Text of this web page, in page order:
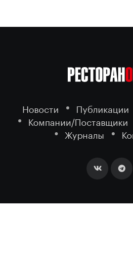
Новости Публикации
Компании/Поставщики
Журналы